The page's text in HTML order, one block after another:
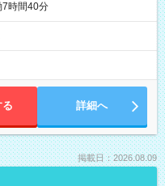
時間40分
る 詳細へ
掲載日：2026.08.09